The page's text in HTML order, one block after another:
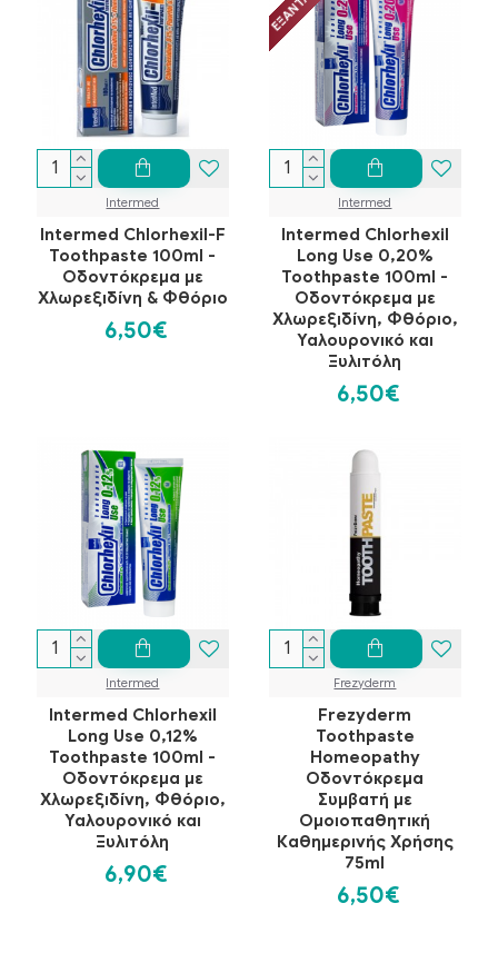
Intermed
Intermed Chlorhexil-F
Toothpaste 100ml -
Οδοντόκρεμα με
Χλωρεξιδίνη & Φθόριο
6,50€
Intermed
Intermed Chlorhexil
Long Use 0,20%
Toothpaste 100ml -
Οδοντόκρεμα με
Χλωρεξιδίνη, Φθόριο,
Υαλουρονικό και
Ξυλιτόλη
6,50€
Intermed
Intermed Chlorhexil
Long Use 0,12%
Toothpaste 100ml -
Οδοντόκρεμα με
Χλωρεξιδίνη, Φθόριο,
Υαλουρονικό και
Ξυλιτόλη
6,90€
Frezyderm
Frezyderm
Toothpaste
Homeopathy
Οδοντόκρεμα
Συμβατή με
Ομοιοπαθητική
Καθημερινής Χρήσης
75ml
6,50€